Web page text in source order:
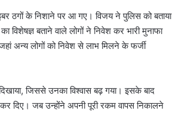
ठगों के निशाने पर आ गए। विजय ने पुलिस को बताया
बताने वाले लोगों ने निवेश कर भारी मुनाफा
अन्य लोगों को निवेश से लाभ मिलने के फर्जी
जिससे उनका विश्वास बढ़ गया। इसके बाद
जब उन्होंने अपनी पूरी रकम वापस निकालने